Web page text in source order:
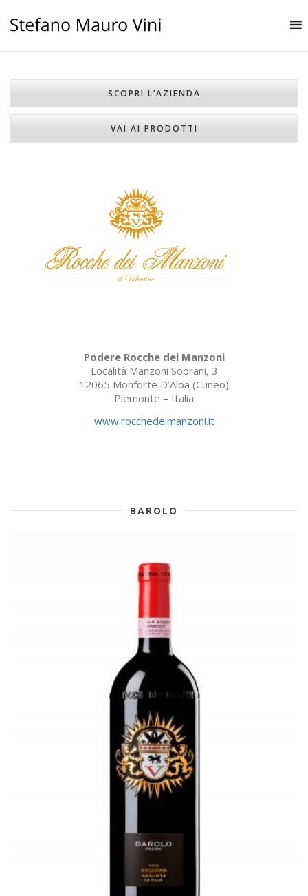
SCOPRI L’AZIENDA
VAI AI PRODOTTI
Podere Rocche dei Manzoni
Località Manzoni Soprani, 3
12065 Monforte D’Alba (Cuneo)
Piemonte – Italia
www.rocchedeimanzoni.it
BAROLO